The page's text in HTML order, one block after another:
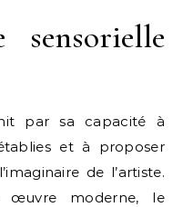
sensorielle
par sa capacité à
et à proposer
de l’artiste.
œuvre moderne, le